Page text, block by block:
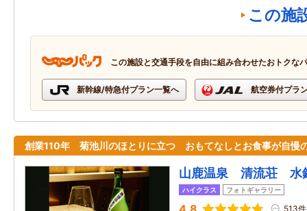
この施
この施設と交通手段を自由に組み合わせたおトクな
新幹線/特急付プラン一覧へ 航空券付プラ
創業110年 菊池川のほとりに立つ おもてなしとお食事が自慢
山鹿温泉 清流荘 水
ハイクラス フォトギャラリー
513件